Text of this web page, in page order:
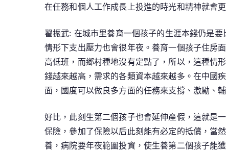
在任務和個人工作成長上投進的時光和精神就會
翟振武: 在城市里養育一個孩子的生涯本錢仍是
情形下支出壓力也會很年夜。養育一個孩子住房
高低班，而鄉村種地沒有定點了，所以，這種情
錢越來越高，需求的各類資本越來越多。在中國
面，國度可以做良多方面的任務來支撐、激勵、
好比，此刻生第二個孩子也會延伸產假，這就是
保險，參加了保險以后此刻能有必定的抵償，當
養，病院要年夜範圍投資，使生養第二個孩子能